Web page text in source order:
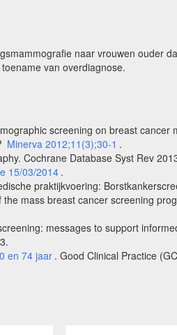
naar vrouwen ouder
van overdiagnose.
screening on breast
Minerva 2012;11(3);30-1 .
Cochrane Database Syst Rev
15/03/2014 .
praktijkvoering:
mass breast cancer screening
messages to support
en 74 jaar. Good Clinical Practice